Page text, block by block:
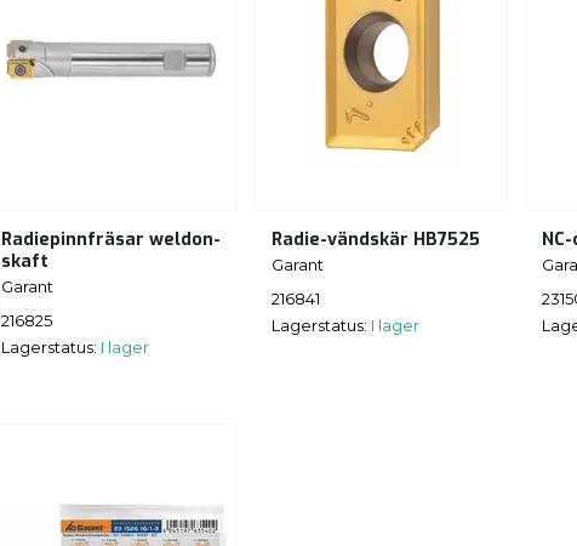
Radiepinnfräsar weldon-
skaft
Garant
216825
Lagerstatus: I lager
Radie-vändskär HB7525
Garant
216841
Lagerstatus: I lager